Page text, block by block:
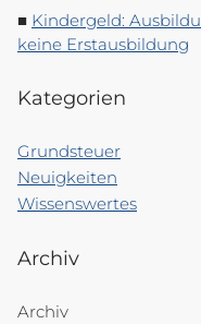
Kindergeld:
keine Erstausbildung
Kategorien
Grundsteuer
Neuigkeiten
Wissenswertes
Archiv
Archiv